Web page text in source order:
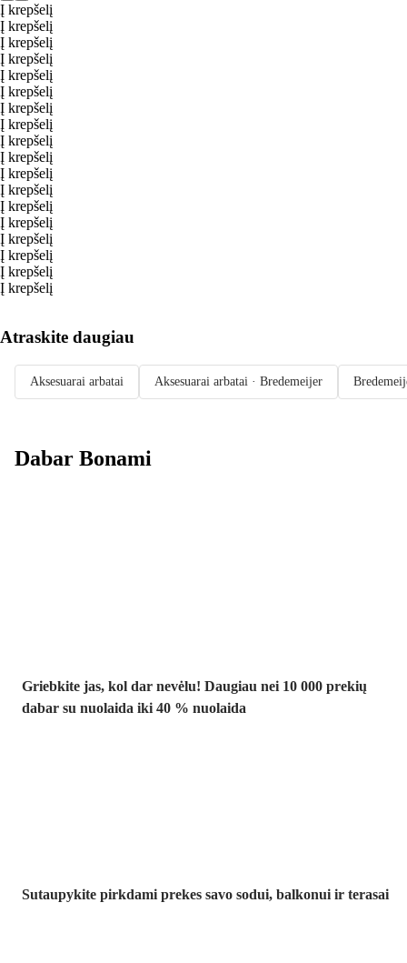
Į krepšelį
Į krepšelį
Į krepšelį
Į krepšelį
Į krepšelį
Į krepšelį
Į krepšelį
Į krepšelį
Į krepšelį
Į krepšelį
Į krepšelį
Į krepšelį
Į krepšelį
Į krepšelį
Į krepšelį
Į krepšelį
Į krepšelį
Į krepšelį
Atraskite daugiau
Aksesuarai arbatai Aksesuarai arbatai · Bredemeijer
Dabar Bonami
Griebkite jas, kol dar nevėlu! Daugiau nei 10 000 prekių
dabar su nuolaida iki 40 % nuolaida
Sutaupykite pirkdami prekes savo sodui, balkonui ir terasai